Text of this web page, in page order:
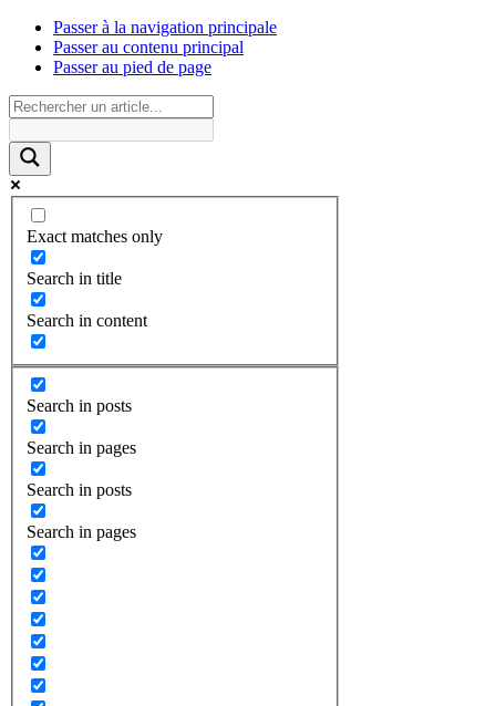
Passer à la navigation principale
Passer au contenu principal
Passer au pied de page
Exact matches only
Search in title
Search in content
Search in posts
Search in pages
Search in posts
Search in pages